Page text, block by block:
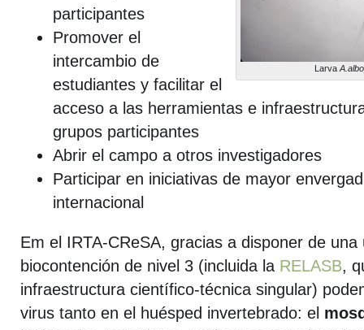
Larva
participantes
Promover el
intercambio de
estudiantes y facilitar el
acceso a las herramientas e
grupos participantes
Abrir el campo a otros investigadores
Participar en iniciativas de mayor
internacional
Em el IRTA-CReSA, gracias a disponer de una
biocontención de nivel 3 (incluida la RELASB,
infraestructura científico-técnica singular)
virus tanto en el huésped invertebrado: el